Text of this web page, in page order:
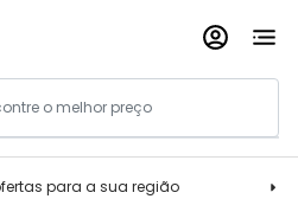
para a sua região